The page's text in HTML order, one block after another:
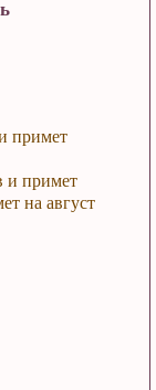
примет
и примет
на август